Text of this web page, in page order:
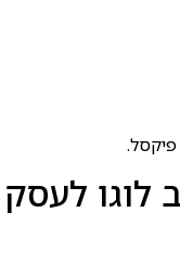
פיקסל.
לוגו לעסק